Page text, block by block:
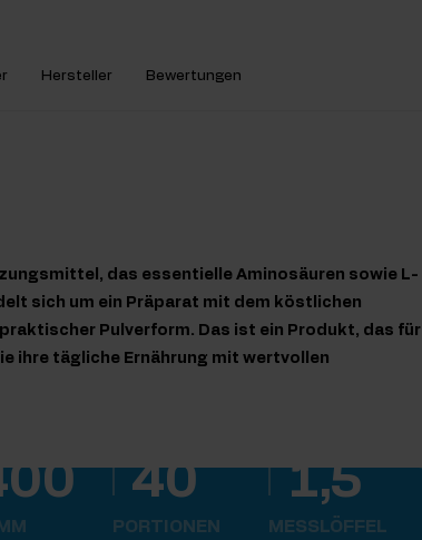
Hersteller Bewertungen
das essentielle Aminosäuren sowie L-
sich um ein Präparat mit dem köstlichen
Pulverform. Das ist ein Produkt, das für
ihre tägliche Ernährung mit wertvollen
40
PORTIONEN
1,5
MESSLÖFFEL